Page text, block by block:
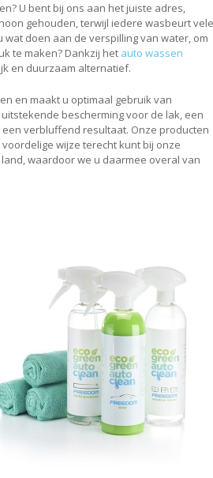
U bent bij ons aan het juiste adres,
gehouden, terwijl iedere wasbeurt vele
doen aan de verspilling van water, om
te maken? Dankzij het auto wassen
en duurzaam alternatief.
en maakt u optimaal gebruik van
bescherming voor de lak, een
verbluffend resultaat. Onze producten
wijze terecht kunt bij onze
waardoor we u daarmee overal van